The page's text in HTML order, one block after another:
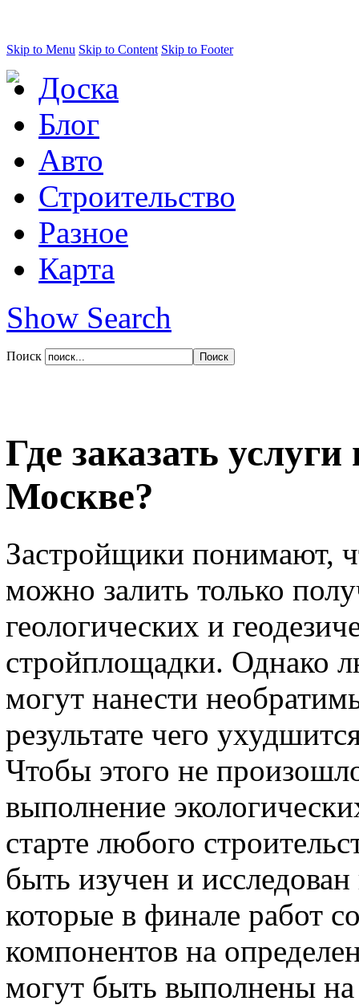
Skip to Menu Skip to Content Skip to Footer
Доска
Блог
Авто
Строительство
Разное
Карта
Show Search
Поиск
Где заказать
Москве?
Застройщики понимают,
можно залить только
геологических и
стройплощадки. Однако
могут нанести
результате чего
Чтобы этого не
выполнение
старте любого
быть изучен и
которые в финале работ
компонентов на
могут быть выполнены на